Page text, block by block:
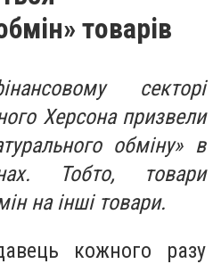
товарів
секторі
Херсона призвели
обміну» в
Тобто, товари
на інші товари.
кожного разу